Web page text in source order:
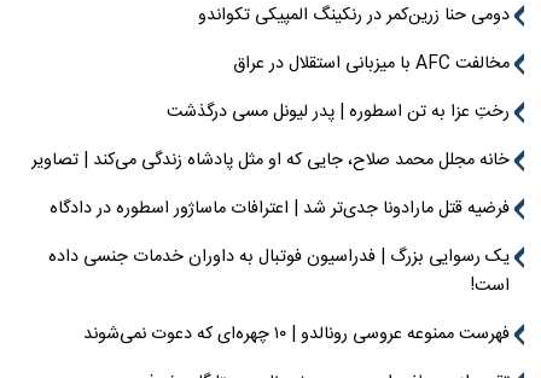
دومی حنا زرین‌کمر در رنکینگ المپیکی تکواندو
مخالفت AFC با میزبانی استقلال در عراق
رختِ عزا به تن اسطوره | پدر لیونل مسی درگذشت
خانه مجلل محمد صلاح، جایی که او مثل پادشاه زندگی می‌کند | تصاویر
فرضیه قتل مارادونا جدی‌تر شد | اعترافات ماساژور اسطوره در دادگاه
یک رسوایی بزرگ | فدراسیون فوتبال به داوران خدمات جنسی داده
است!
فهرست ممنوعه عروسی رونالدو | ۱۰ چهره‌ای که دعوت نمی‌شوند